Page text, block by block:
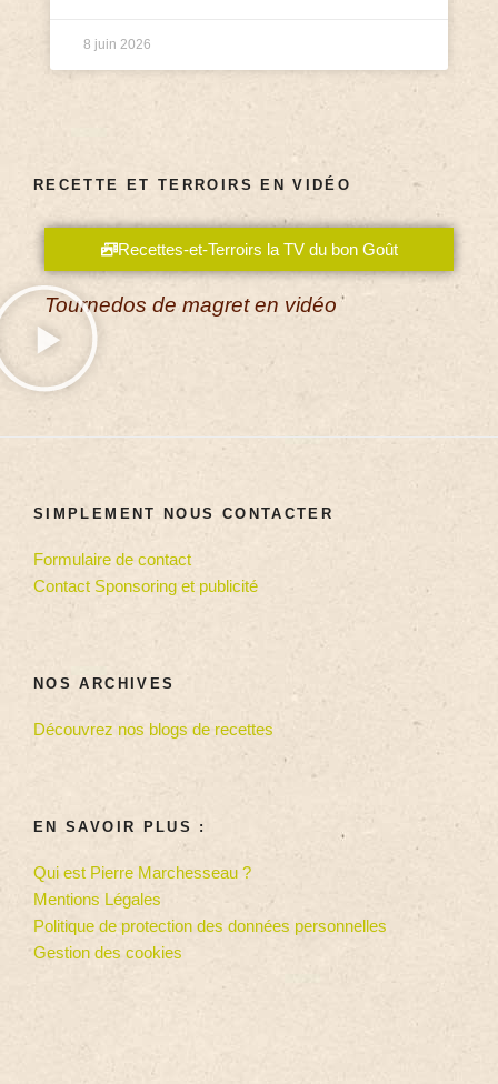
8 juin 2026
RECETTE ET TERROIRS EN VIDÉO
Recettes-et-Terroirs la TV du bon Goût
Tournedos de magret en vidéo
SIMPLEMENT NOUS CONTACTER
Formulaire de contact
Contact Sponsoring et publicité
NOS ARCHIVES
Découvrez nos blogs de recettes
EN SAVOIR PLUS :
Qui est Pierre Marchesseau ?
Mentions Légales
Politique de protection des données personnelles
Gestion des cookies